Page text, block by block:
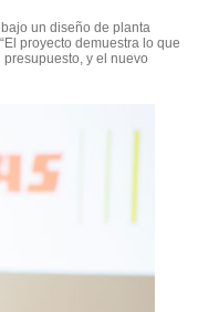
un diseño de planta
proyecto demuestra lo que
y el nuevo